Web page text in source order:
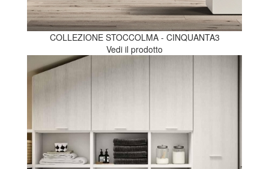
COLLEZIONE STOCCOLMA - CINQUANTA3
Vedi il prodotto